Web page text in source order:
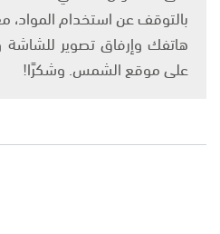
بالتوقف عن استخدام
هاتفك وإرفاق تصوير
على موقع الشمس. وشكرًا!